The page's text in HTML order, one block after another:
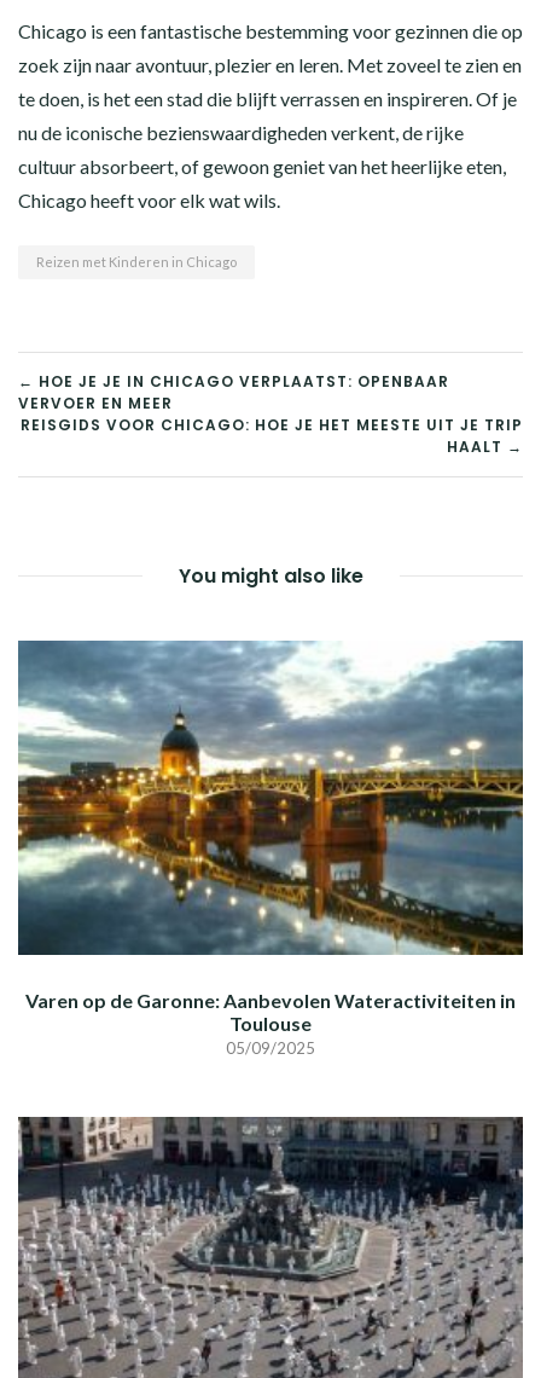
Chicago is een fantastische bestemming voor gezinnen die op
zoek zijn naar avontuur, plezier en leren. Met zoveel te zien en
te doen, is het een stad die blijft verrassen en inspireren. Of je
nu de iconische bezienswaardigheden verkent, de rijke
cultuur absorbeert, of gewoon geniet van het heerlijke eten,
Chicago heeft voor elk wat wils.
Reizen met Kinderen in Chicago
BERICHT
NAVIGATIE
← HOE JE JE IN CHICAGO VERPLAATST: OPENBAAR
VERVOER EN MEER
REISGIDS VOOR CHICAGO: HOE JE HET MEESTE UIT JE TRIP
HAALT →
You might also like
Varen op de Garonne: Aanbevolen Wateractiviteiten in
Toulouse
05/09/2025